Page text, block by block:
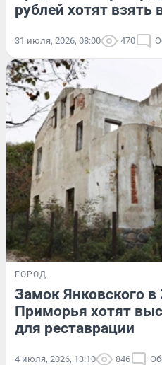
рублей хотят взять
31 июля, 2026, 08:00 470
ГОРОД
Замок Янковского в
Приморья хотят
для реставрации
4 июля, 2026, 13:10 846